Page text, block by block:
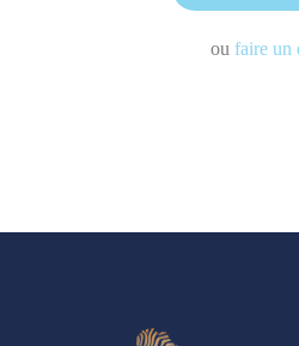
ou faire un